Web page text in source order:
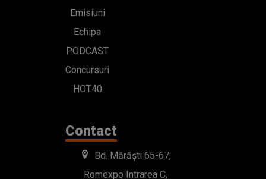
Emisiuni
Echipa
PODCAST
Concursuri
HOT40
Contact
Bd. Mărăști 65-67,
Romexpo Intrarea C,